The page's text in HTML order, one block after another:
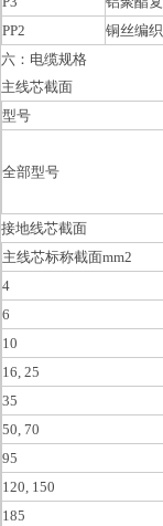
PP2
铜丝编
六：电缆规格
主线芯截面
型号
全部型号
接地线芯截面
主线芯标称截面mm2
4
6
10
16, 25
35
50, 70
95
120, 150
185